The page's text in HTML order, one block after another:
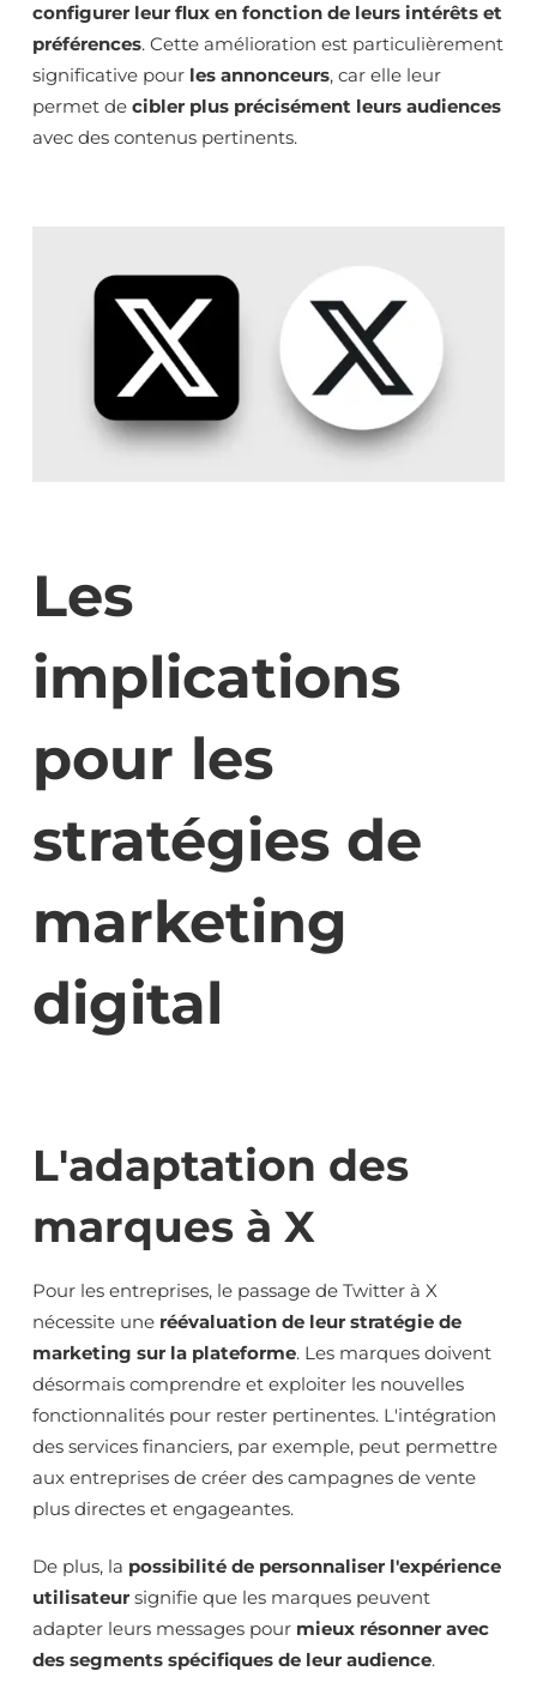
configurer leur flux en fonction de leurs intérêts et
préférences. Cette amélioration est particulièrement
significative pour les annonceurs, car elle leur
permet de cibler plus précisément leurs audiences
avec des contenus pertinents.
Les
implications
pour les
stratégies de
marketing
digital
L'adaptation des
marques à X
Pour les entreprises, le passage de Twitter à X
nécessite une réévaluation de leur stratégie de
marketing sur la plateforme. Les marques doivent
désormais comprendre et exploiter les nouvelles
fonctionnalités pour rester pertinentes. L'intégration
des services financiers, par exemple, peut permettre
aux entreprises de créer des campagnes de vente
plus directes et engageantes.
De plus, la possibilité de personnaliser l'expérience
utilisateur signifie que les marques peuvent
adapter leurs messages pour mieux résonner avec
des segments spécifiques de leur audience.